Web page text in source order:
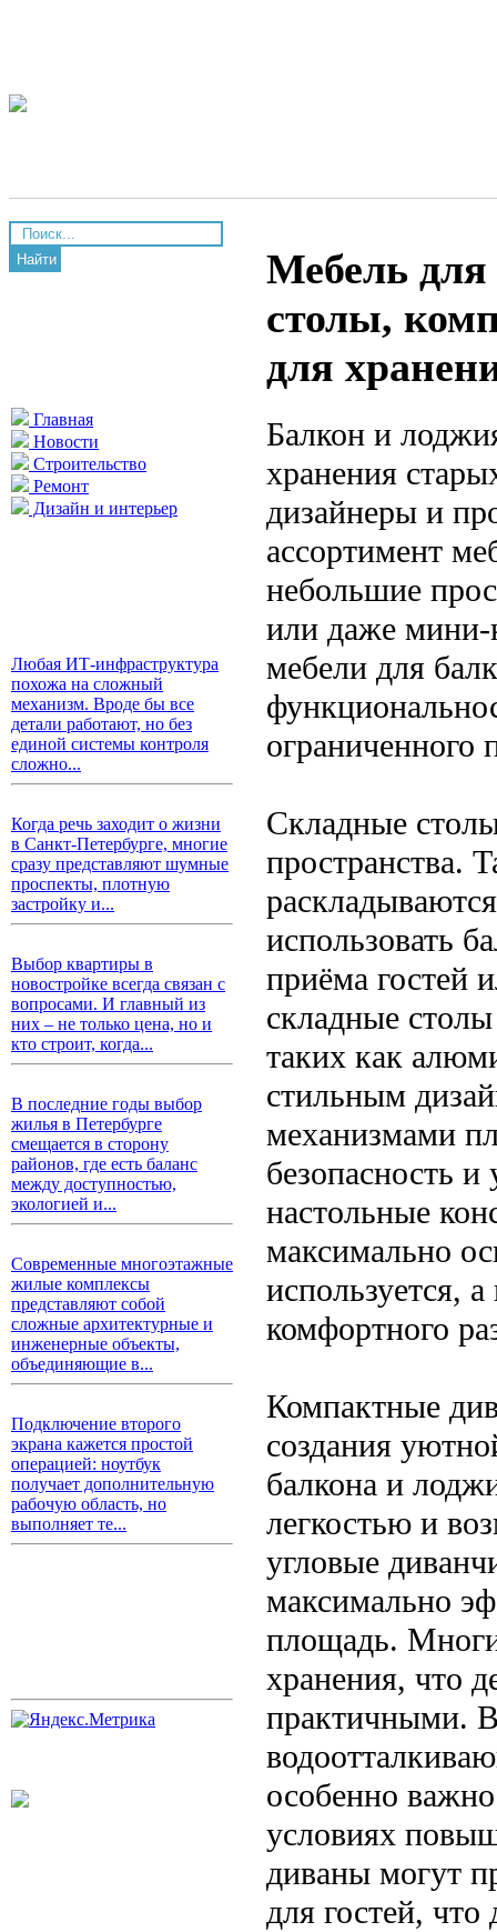
Найти
Главная
Новости
Строительство
Ремонт
Дизайн и интерьер
Любая ИТ-инфраструктура
похожа на сложный
механизм. Вроде бы все
детали работают, но без
единой системы контроля
сложно...
Когда речь заходит о жизни
в Санкт-Петербурге, многие
сразу представляют шумные
проспекты, плотную
застройку и...
Выбор квартиры в
новостройке всегда связан с
вопросами. И главный из
них – не только цена, но и
кто строит, когда...
В последние годы выбор
жилья в Петербурге
смещается в сторону
районов, где есть баланс
между доступностью,
экологией и...
Современные многоэтажные
жилые комплексы
представляют собой
сложные архитектурные и
инженерные объекты,
объединяющие в...
Подключение второго
экрана кажется простой
операцией: ноутбук
получает дополнительную
рабочую область, но
выполняет те...
Мебель
столы,
для
Балкон и
хранения
дизайнеры и
ассортимент
небольшие
или даже
мебели для
ограниченного
Складные
пространства.
использовать
приёма гостей
складные
таких как
стильным
механизмами
безопасность
настольные
максимально
используется,
комфортного
Компактные
создания
балкона и
легкостью и
угловые
максимально
площадь.
хранения, что
практичными. В
особенно
условиях
диваны могут
для гостей,